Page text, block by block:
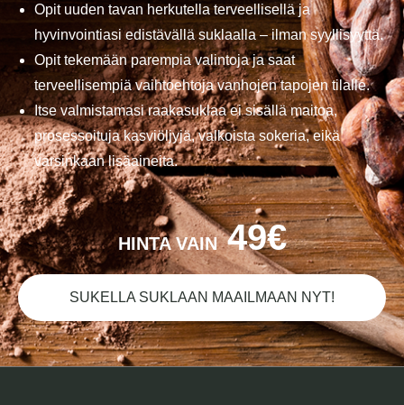
Opit uuden tavan herkutella terveellisellä ja
hyvinvointiasi edistävällä suklaalla – ilman syyllisyyttä.
Opit tekemään parempia valintoja ja saat
terveellisempiä vaihtoehtoja vanhojen tapojen tilalle.
Itse valmistamasi raakasuklaa ei sisällä maitoa,
prosessoituja kasviöljyjä, valkoista sokeria, eikä
varsinkaan lisäaineita.
HINTA VAIN49€
SUKELLA SUKLAAN MAAILMAAN NYT!